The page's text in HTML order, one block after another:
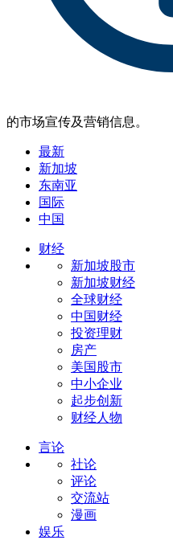
的市场宣传及营销信息。
最新
新加坡
东南亚
国际
中国
财经
新加坡股市
新加坡财经
全球财经
中国财经
投资理财
房产
美国股市
中小企业
起步创新
财经人物
言论
社论
评论
交流站
漫画
娱乐